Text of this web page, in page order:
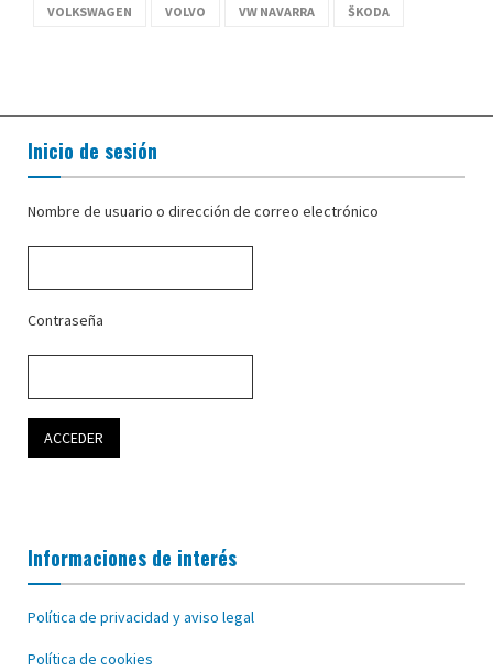
VOLKSWAGEN VOLVO VW NAVARRA ŠKODA
Inicio de sesión
Nombre de usuario o dirección de correo electrónico
Contraseña
Informaciones de interés
Política de privacidad y aviso legal
Política de cookies